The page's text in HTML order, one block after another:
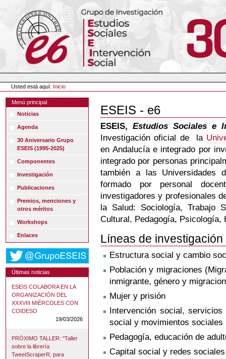
contenido.
navegación
Herramientas
Personales
Usted está aquí: Inicio
Menú principal
Noticias
Agenda
30 Aniversario Grupo
ESEIS (1995-2025)
Componentes
Investigación
Publicaciones
Premios, menciones y
otros méritos
Workshops
Enlaces
Últimas noticias
ESEIS COLABORA EN LA
ORGANIZACIÓN DEL
XXXVIII MIÉRCOLES CON
COIDESO
19/03/2026
PRÓXIMO TALLER: "Taller
sobre la librería
TweetScraperR, para
ESEIS - e6
ESEIS,Estudios Sociales e
Investigación oficial de la
en Andalucía e integrado por
integrado por personas
también a las Universidades
formado por personal
investigadores y profesionales
la Salud: Sociología, Trabajo
Cultural, Pedagogía, Psicología,
Líneas de investigación
Estructura social y cambio
Población y migraciones
inmigrante, género y
Mujer y prisión
Intervención social,
social y movimientos sociales
Pedagogía, educación de
Capital social y redes sociales